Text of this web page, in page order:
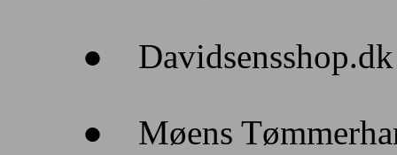
● Davidsensshop.dk
● Møens